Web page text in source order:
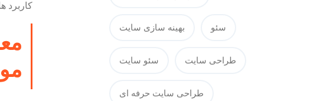
کاربرد
بهینه سازی سایت سئو
سئو سایت طراحی سایت
طراحی سایت حرفه ای